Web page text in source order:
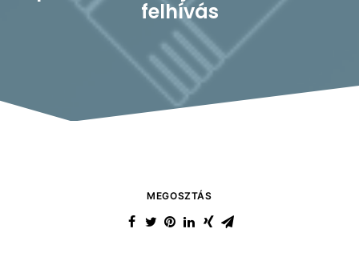
felhívás
MEGOSZTÁS